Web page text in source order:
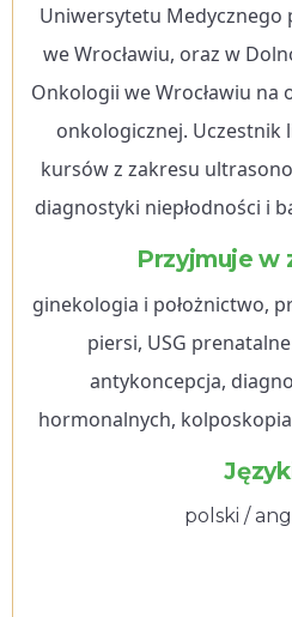
Uniwersytetu Medycznego
we Wrocławiu, oraz w
Onkologii we Wrocławiu na
onkologicznej. Uczestnik
kursów z zakresu
diagnostyki niepłodności i
Przyjmuje w
ginekologia i położnictwo,
piersi, USG
antykoncepcja,
hormonalnych,
polski /